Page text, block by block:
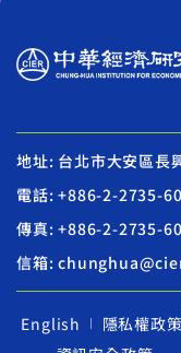
地址: 台北市大安區長
電話: +886-2-2735-
傳真: +886-2-2735-
信箱:
English
隱私權政策